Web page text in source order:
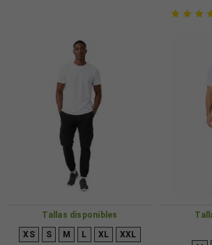
Tallas disponibles
XS S M L XL XXL